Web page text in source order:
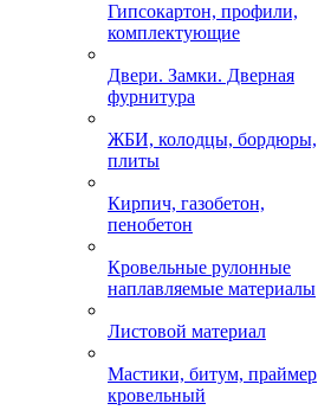
Гипсокартон, профили,
комплектующие
Двери. Замки. Дверная
фурнитура
ЖБИ, колодцы, бордюры,
плиты
Кирпич, газобетон,
пенобетон
Кровельные рулонные
наплавляемые материалы
Листовой материал
Мастики, битум, праймер
кровельный